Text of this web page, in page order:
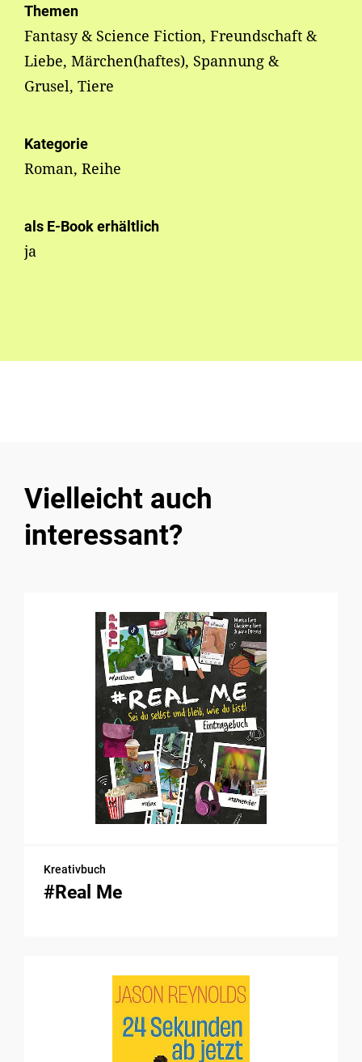
Themen
Fantasy & Science Fiction, Freundschaft &
Liebe, Märchen(haftes), Spannung &
Grusel, Tiere
Kategorie
Roman, Reihe
als E-Book erhältlich
ja
Vielleicht auch
interessant?
Kreativbuch
#Real Me